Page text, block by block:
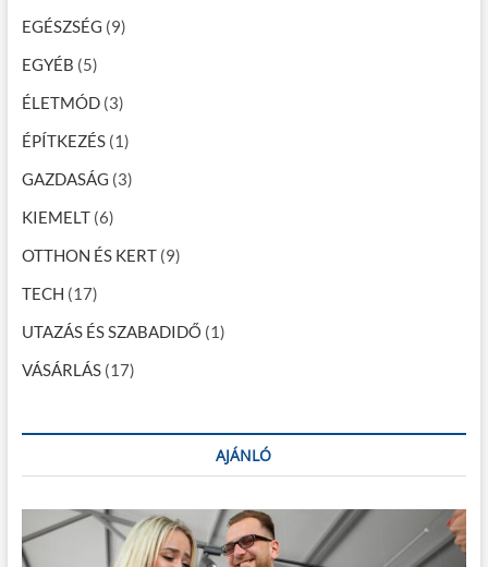
g
á
c
i
ó
EGÉSZSÉG (9)
EGYÉB (5)
ÉLETMÓD(3)
ÉPÍTKEZÉS(1)
GAZDASÁG (3)
KIEMELT(6)
OTTHON ÉS KERT(9)
TECH (17)
UTAZÁS ÉS SZABADIDŐ (1)
VÁSÁRLÁS(17)
AJÁNLÓ